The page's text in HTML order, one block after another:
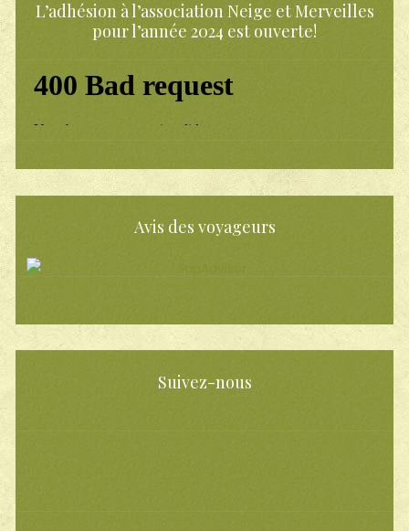
L’adhésion à l’association Neige et Merveilles
pour l’année 2024 est ouverte!
Avis des voyageurs
Suivez-nous